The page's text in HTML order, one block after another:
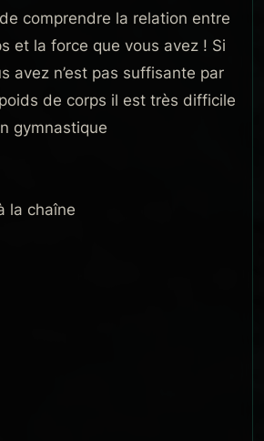
comprendre la relation entre
et la force que vous avez ! Si
avez n’est pas suffisante par
de corps il est très difficile
gymnastique
la chaîne